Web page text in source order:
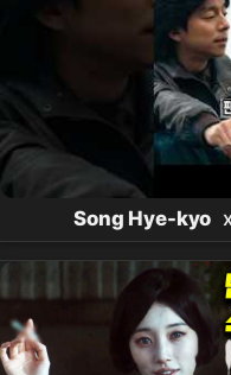
Song Hye-kyo
coprotagonizarán en
연예인 #